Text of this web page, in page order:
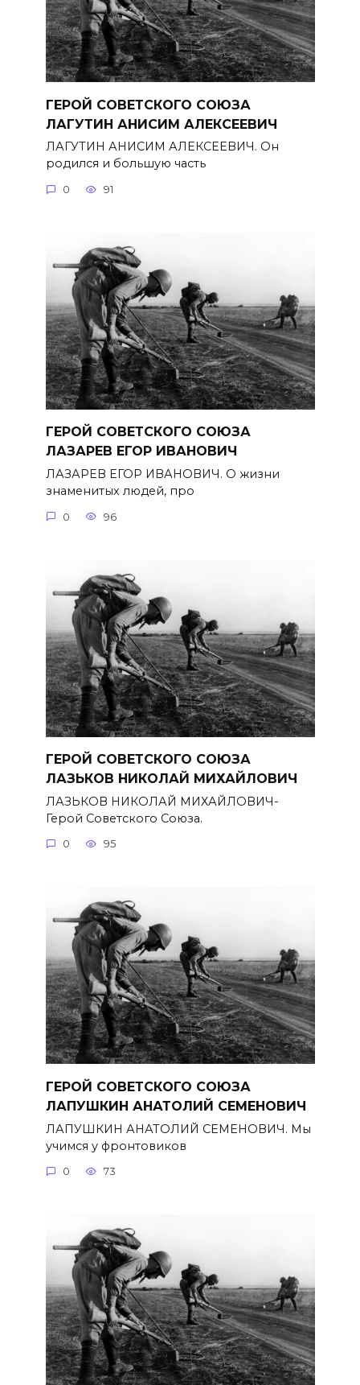
ГЕРОЙ СОВЕТСКОГО СОЮЗА
ЛАГУТИН АНИСИМ АЛЕКСЕЕВИЧ
ЛАГУТИН АНИСИМ АЛЕКСЕЕВИЧ. Он
родился и большую часть
0 91
ГЕРОЙ СОВЕТСКОГО СОЮЗА
ЛАЗАРЕВ ЕГОР ИВАНОВИЧ
ЛАЗАРЕВ ЕГОР ИВАНОВИЧ. О жизни
знаменитых людей, про
0 96
ГЕРОЙ СОВЕТСКОГО СОЮЗА
ЛАЗЬКОВ НИКОЛАЙ МИХАЙЛОВИЧ
ЛАЗЬКОВ НИКОЛАЙ МИХАЙЛОВИЧ-
Герой Советского Союза.
0 95
ГЕРОЙ СОВЕТСКОГО СОЮЗА
ЛАПУШКИН АНАТОЛИЙ СЕМЕНОВИЧ
ЛАПУШКИН АНАТОЛИЙ СЕМЕНОВИЧ. Мы
учимся у фронтовиков
0 73